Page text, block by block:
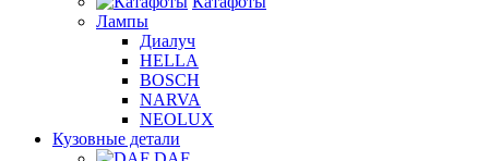
Лампы
Диалуч
HELLA
BOSCH
NARVA
NEOLUX
Кузовные детали